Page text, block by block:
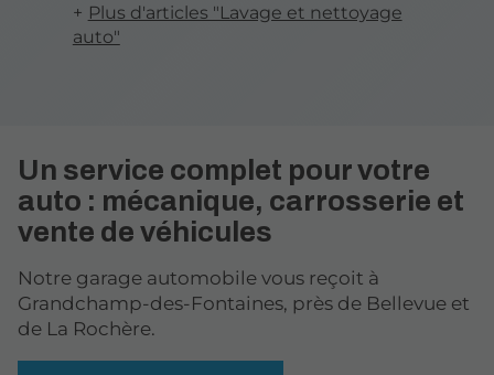
Plus d'articles "Lavage et nettoyage
auto"
Un service complet pour votre
auto : mécanique, carrosserie et
vente de véhicules
Notre garage automobile vous reçoit à
Grandchamp-des-Fontaines, près de Bellevue et
de La Rochère.